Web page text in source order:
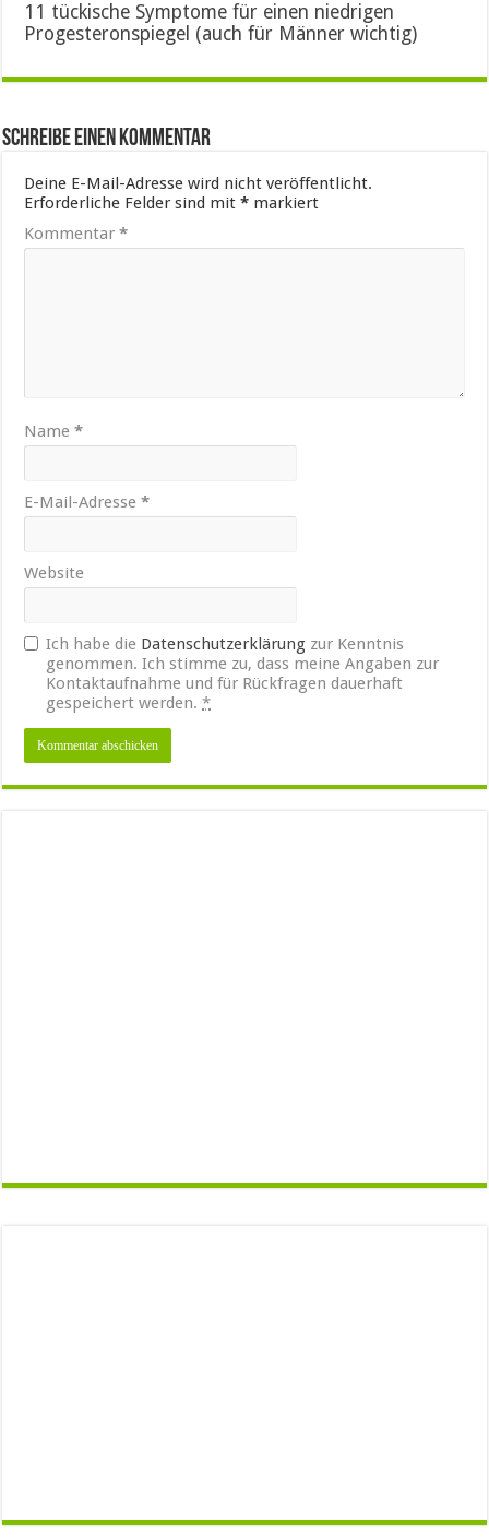
11 tückische Symptome für einen niedrigen
Progesteronspiegel (auch für Männer wichtig)
Schreibe einen Kommentar
Deine E-Mail-Adresse wird nicht veröffentlicht.
Erforderliche Felder sind mit* markiert
Kommentar*
Name*
E-Mail-Adresse*
Website
Ich habe die Datenschutzerklärung zur Kenntnis
genommen. Ich stimme zu, dass meine Angaben zur
Kontaktaufnahme und für Rückfragen dauerhaft
gespeichert werden.*